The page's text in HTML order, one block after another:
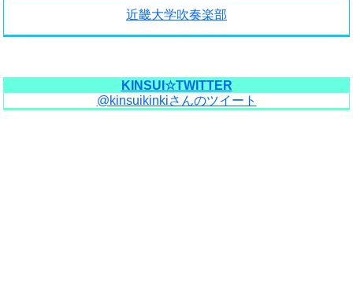
近畿大学吹奏楽部
KINSUI☆TWITTER
@kinsuikinkiさんのツイート